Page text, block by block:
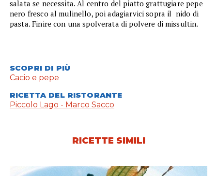
salata se necessita. Al centro del piatto grattugiare pepe
nero fresco al mulinello, poi adagiarvici sopra il nido di
pasta. Finire con una spolverata di polvere di missultin.
SCOPRI DI PIÙ
Cacio e pepe
RICETTA DEL RISTORANTE
Piccolo Lago - Marco Sacco
RICETTE SIMILI